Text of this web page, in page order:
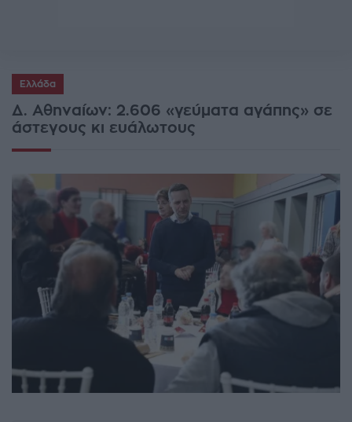
Ελλάδα
Δ. Αθηναίων: 2.606 «γεύματα αγάπης» σε
άστεγους κι ευάλωτους